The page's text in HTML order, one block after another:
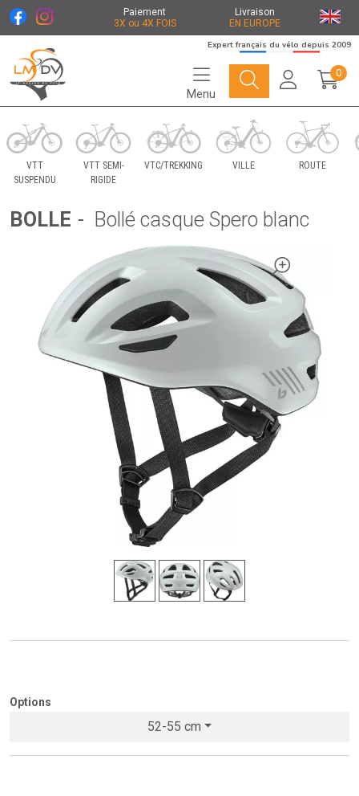
Paiement
3X ou 4X FOIS
Livraison
EN EUROPE
Le Marché du Vélo Votre distributeurs de vélo
Expert français du vélo depuis 2009
Menu
0
VTT
SUSPENDU
VTT SEMI-
RIGIDE
VTC/TREKKING VILLE ROUTE
BOLLE - Bollé casque Spero blanc
Options
52-55 cm